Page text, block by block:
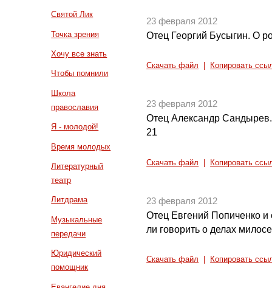
Святой Лик
Точка зрения
Хочу все знать
Чтобы помнили
Школа
православия
Я - молодой!
Время молодых
Литературный
театр
Литдрама
Музыкальные
передачи
Юридический
помощник
23 февраля 2012
Отец Георгий Бусыгин. О
Скачать файл Копировать
23 февраля 2012
Отец Александр
21
Скачать файл Копировать
23 февраля 2012
Отец Евгений Попиченко
ли говорить о делах
Скачать файл Копировать